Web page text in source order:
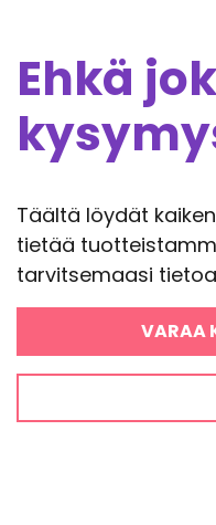
Ehkä
Täältä löydät
tietää
tarvitsemaasi
VARAA